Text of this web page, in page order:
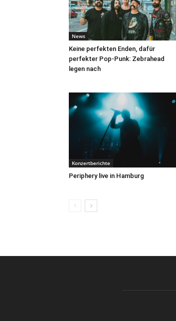
News
Keine perfekten Enden, dafür
perfekter Pop-Punk: Zebrahead
legen nach
Konzertberichte
Periphery live in Hamburg